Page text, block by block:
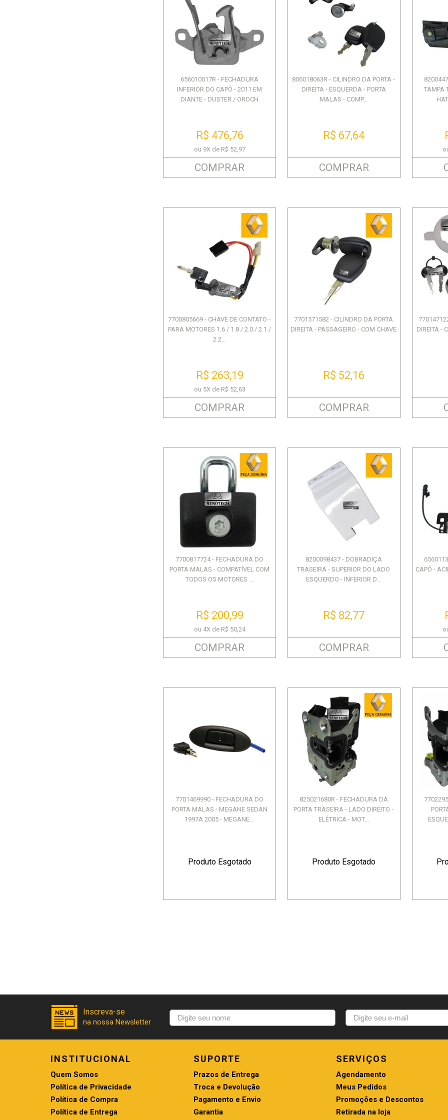
656010017R - FECHADURA
INFERIOR DO CAPÔ - 2011 EM
DIANTE - DUSTER / OROCH
R$ 476,76
ou 9X de R$ 52,97
COMPRAR
806018063R - CILINDRO DA PORTA -
DIREITA - ESQUERDA - PORTA
MALAS - COMP...
R$ 67,64
COMPRAR
TAMPA
7700805669 - CHAVE DE CONTATO -
PARA MOTORES 1.6 / 1.8 / 2.0 / 2.1 /
2.2...
R$ 263,19
ou 5X de R$ 52,63
COMPRAR
7701571582 - CILINDRO DA PORTA
DIREITA - PASSAGEIRO - COM CHAVE
R$ 52,16
COMPRAR
DIREITA -
7700817724 - FECHADURA DO
PORTA MALAS - COMPATÍVEL COM
TODOS OS MOTORES ...
R$ 200,99
ou 4X de R$ 50,24
COMPRAR
8200098437 - DOBRADIÇA
TRASEIRA - SUPERIOR DO LADO
ESQUERDO - INFERIOR D...
R$ 82,77
COMPRAR
CAPÔ -
7701469990 - FECHADURA DO
PORTA MALAS - MEGANE SEDAN
1997A 2005 - MEGANE...
Produto Esgotado
825021680R - FECHADURA DA
PORTA TRASEIRA - LADO DIREITO -
ELÉTRICA - MOT...
Produto Esgotado
INSTITUCIONAL
Quem Somos
Política de Privacidade
Política de Compra
Política de Entrega
SUPORTE
Prazos de Entrega
Troca e Devolução
Pagamento e Envio
Garantia
SERVIÇOS
Agendamento
Meus Pedidos
Promoções e Descontos
Retirada na loja